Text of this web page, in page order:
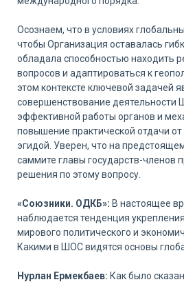
Осознаем, что в условиях
чтобы Организация оставалась
обладала способностью находить
вопросов и адаптироваться к
этом контексте ключевой задачей
совершенствование деятельности
эффективной работы органов и
повышение практической отдачи
эгидой. Уверен, что на
саммите главы государств-членов
решения по этому вопросу.
«Союзники. ОДКБ»: В настоящее
наблюдается тенденция
мирового политического и
Какими в ШОС видятся основы
Нурлан Ермекбаев: Как было